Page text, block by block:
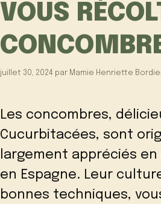
VOUS
juillet 30, 2024 par Mamie Henriette
Les concombres,
Cucurbitacées, sont
largement appréciés
en Espagne. Leur
bonnes techniques,